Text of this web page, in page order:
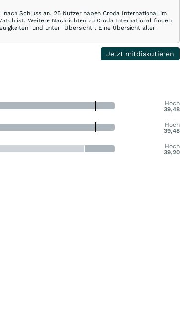
Schluss an. 25 Nutzer haben Croda International im
Weitere Nachrichten zu Croda International finden
und unter "Übersicht". Eine Übersicht aller
Jetzt mitdiskutieren
Hoch
39,48
Hoch
39,48
Hoch
39,20